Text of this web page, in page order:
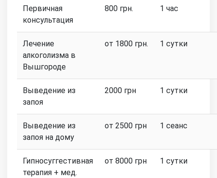
Первичная
консультация
800 грн. 1 час
Лечение
алкоголизма в
Вышгороде
от 1800 грн. 1 сутки
Выведение из
запоя
2000 грн 1 сутки
Выведение из
запоя на дому
от 2500 грн 1 сеанс
Гипносуггестивная
терапия + мед.
от 8000 грн 1 сутки